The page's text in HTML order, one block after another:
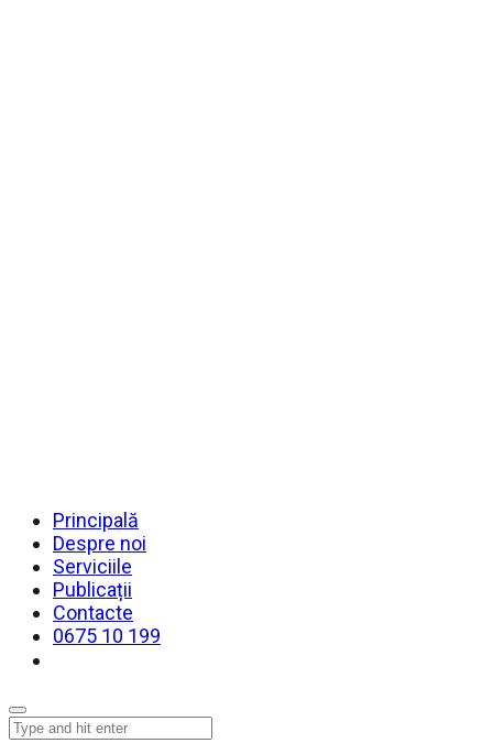
Principală
Despre noi
Serviciile
Publicații
Contacte
0675 10 199